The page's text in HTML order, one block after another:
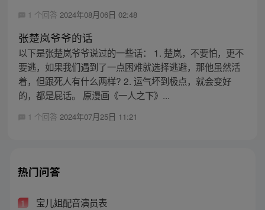
1 个回答 2024年08月06日 02:48
张楚岚爷爷的话
以下是张楚岚爷爷说过的一些话： 1. 楚岚，不要怕，更不
要逃，如果我们遇到了一点困难就选择逃避，那他虽然活
着，但跟死人有什么两样? 2. 运气坏到极点，就会变好
的，都是屁话。 原漫画《一人之下》...
1 个回答 2024年07月25日 11:21
热门问答
1 宝儿姐配音演员表